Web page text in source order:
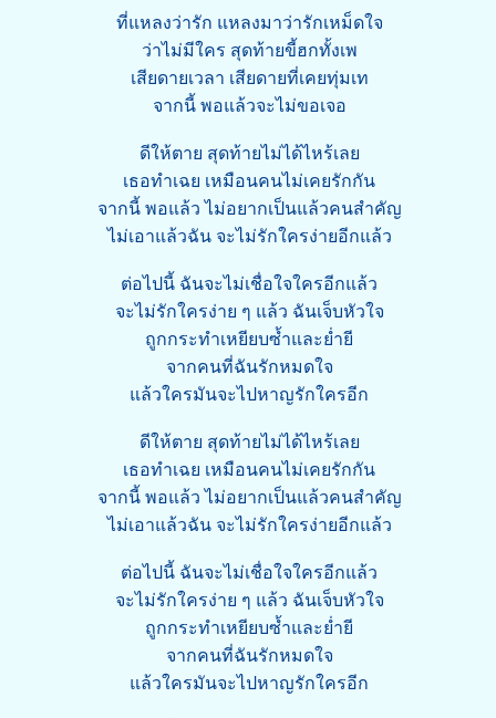
ที่แหลงว่ารัก แหลงมาว่ารักเหม็ดใจ
ว่าไม่มีใคร สุดท้ายขี้ฮกทั้งเพ
เสียดายเวลา เสียดายที่เคยทุ่มเท
จากนี้ พอแล้วจะไม่ขอเจอ
ดีให้ตาย สุดท้ายไม่ได้ไหร้เลย
เธอทำเฉย เหมือนคนไม่เคยรักกัน
จากนี้ พอแล้ว ไม่อยากเป็นแล้วคนสำคัญ
ไม่เอาแล้วฉัน จะไม่รักใครง่ายอีกแล้ว
ต่อไปนี้ ฉันจะไม่เชื่อใจใครอีกแล้ว
จะไม่รักใครง่าย ๆ แล้ว ฉันเจ็บหัวใจ
ถูกกระทำเหยียบซ้ำและย่ำยี
จากคนที่ฉันรักหมดใจ
แล้วใครมันจะไปหาญรักใครอีก
ดีให้ตาย สุดท้ายไม่ได้ไหร้เลย
เธอทำเฉย เหมือนคนไม่เคยรักกัน
จากนี้ พอแล้ว ไม่อยากเป็นแล้วคนสำคัญ
ไม่เอาแล้วฉัน จะไม่รักใครง่ายอีกแล้ว
ต่อไปนี้ ฉันจะไม่เชื่อใจใครอีกแล้ว
จะไม่รักใครง่าย ๆ แล้ว ฉันเจ็บหัวใจ
ถูกกระทำเหยียบซ้ำและย่ำยี
จากคนที่ฉันรักหมดใจ
แล้วใครมันจะไปหาญรักใครอีก